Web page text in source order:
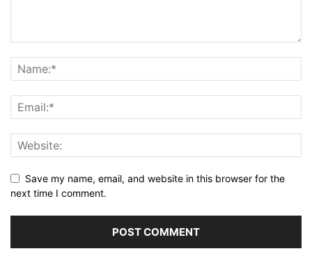
Save my name, email, and website in this browser for the
next time I comment.